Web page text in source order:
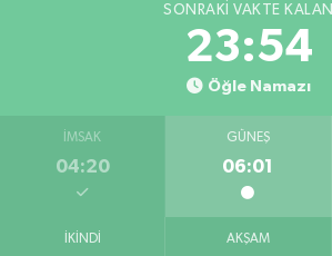
SONRAKI VAKTE KALAN
23:53
Öğle Namazı
İMSAK
04:20
GÜNEŞ
06:01
İKINDI AKŞAM